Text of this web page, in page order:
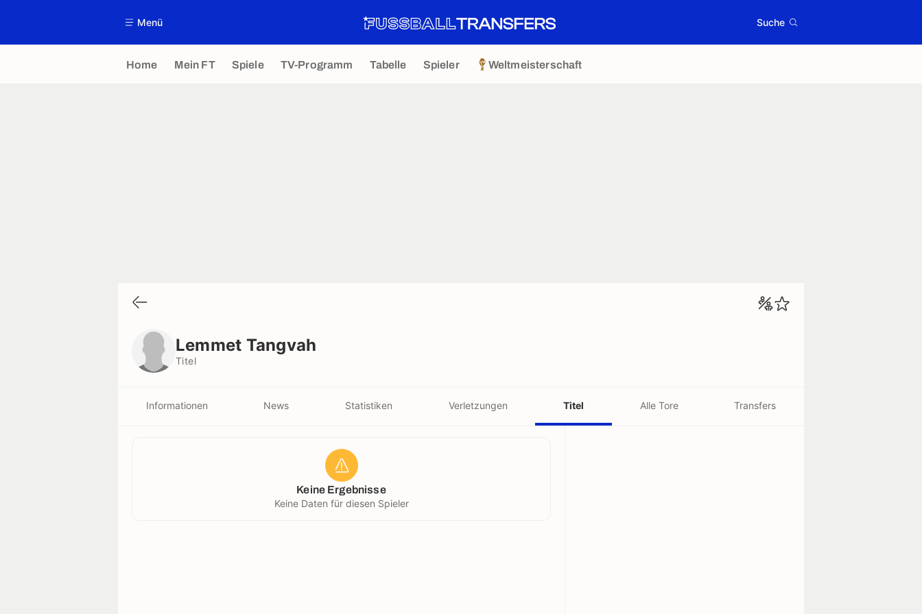
Menü Suche
Home Mein FT Spiele TV-Programm Tabelle Spieler Weltmeisterschaft
Lemmet Tangvah
Titel
Informationen News Statistiken Verletzungen Titel Alle Tore Transfers
Keine Ergebnisse
Keine Daten für diesen Spieler